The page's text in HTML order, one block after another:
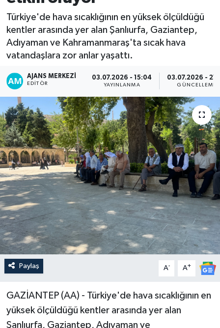
Türkiye'de hava sıcaklığının en yüksek ölçüldüğü
kentler arasında yer alan Şanlıurfa, Gaziantep,
Adıyaman ve Kahramanmaraş'ta sıcak hava
vatandaşlara zor anlar yaşattı.
AJANS MERKEZI
EDITÖR
03.07.2026 - 15:04
YAYINLANMA
03.07.2026 -
GÜNCELLEME
Paylaş A- A+
GAZİANTEP (AA) - Türkiye'de hava sıcaklığının en
yüksek ölçüldüğü kentler arasında yer alan
Şanlıurfa, Gaziantep, Adıyaman ve